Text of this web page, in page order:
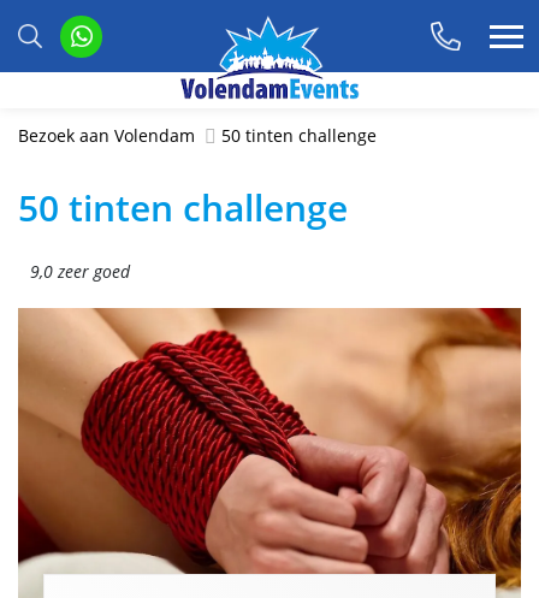
Bezoek aan Volendam 50 tinten challenge
50 tinten challenge
9,0 zeer goed